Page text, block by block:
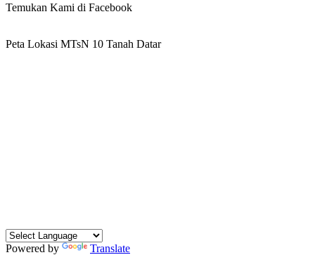
Temukan Kami di Facebook
Peta Lokasi MTsN 10 Tanah Datar
Powered by Translate